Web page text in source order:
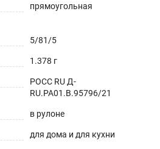
прямоугольная
5/81/5
1.378 г
РОСС RU Д-
RU.РА01.В.95796/21
в рулоне
для дома и для кухни